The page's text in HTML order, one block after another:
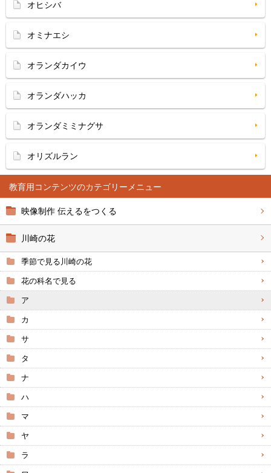
教育用コンテンツ
映像制作 伝えるをつくる
川崎の花
季節で見る川崎の花
花の科名で見る
ア
カ
サ
タ
ナ
ハ
マ
ヤ
ラ
オヒシバ
オミナエシ
オランダカイウ
オランダハッカ
オランダミミナグサ
オリズルラン